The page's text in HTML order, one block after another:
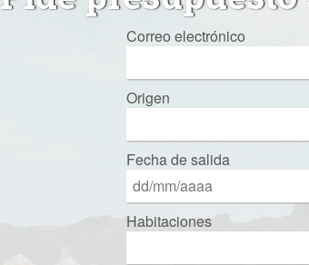
Correo electrónico
Origen
Fecha de salida
Habitaciones